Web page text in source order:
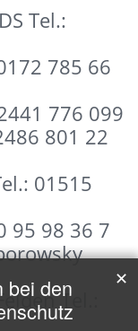
Tel.:
785 66
776 099
801 22
01515
95 98 36 7
Tel.:
bei den
✕